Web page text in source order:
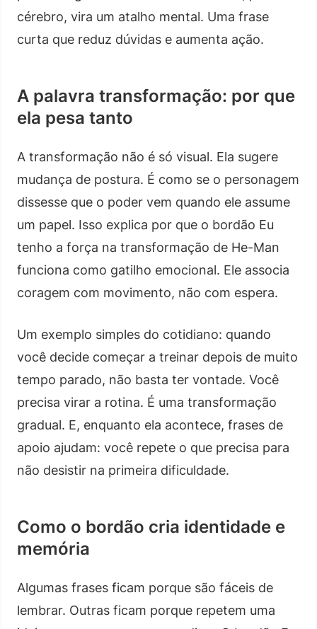
cérebro, vira um atalho mental. Uma frase
curta que reduz dúvidas e aumenta ação.
A palavra transformação: por que
ela pesa tanto
A transformação não é só visual. Ela sugere
mudança de postura. É como se o personagem
dissesse que o poder vem quando ele assume
um papel. Isso explica por que o bordão Eu
tenho a força na transformação de He-Man
funciona como gatilho emocional. Ele associa
coragem com movimento, não com espera.
Um exemplo simples do cotidiano: quando
você decide começar a treinar depois de muito
tempo parado, não basta ter vontade. Você
precisa virar a rotina. É uma transformação
gradual. E, enquanto ela acontece, frases de
apoio ajudam: você repete o que precisa para
não desistir na primeira dificuldade.
Como o bordão cria identidade e
memória
Algumas frases ficam porque são fáceis de
lembrar. Outras ficam porque repetem uma